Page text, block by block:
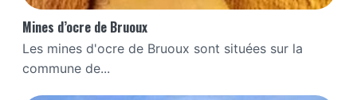
Mines d’ocre de Bruoux
Les mines d'ocre de Bruoux sont situées sur la
commune de...